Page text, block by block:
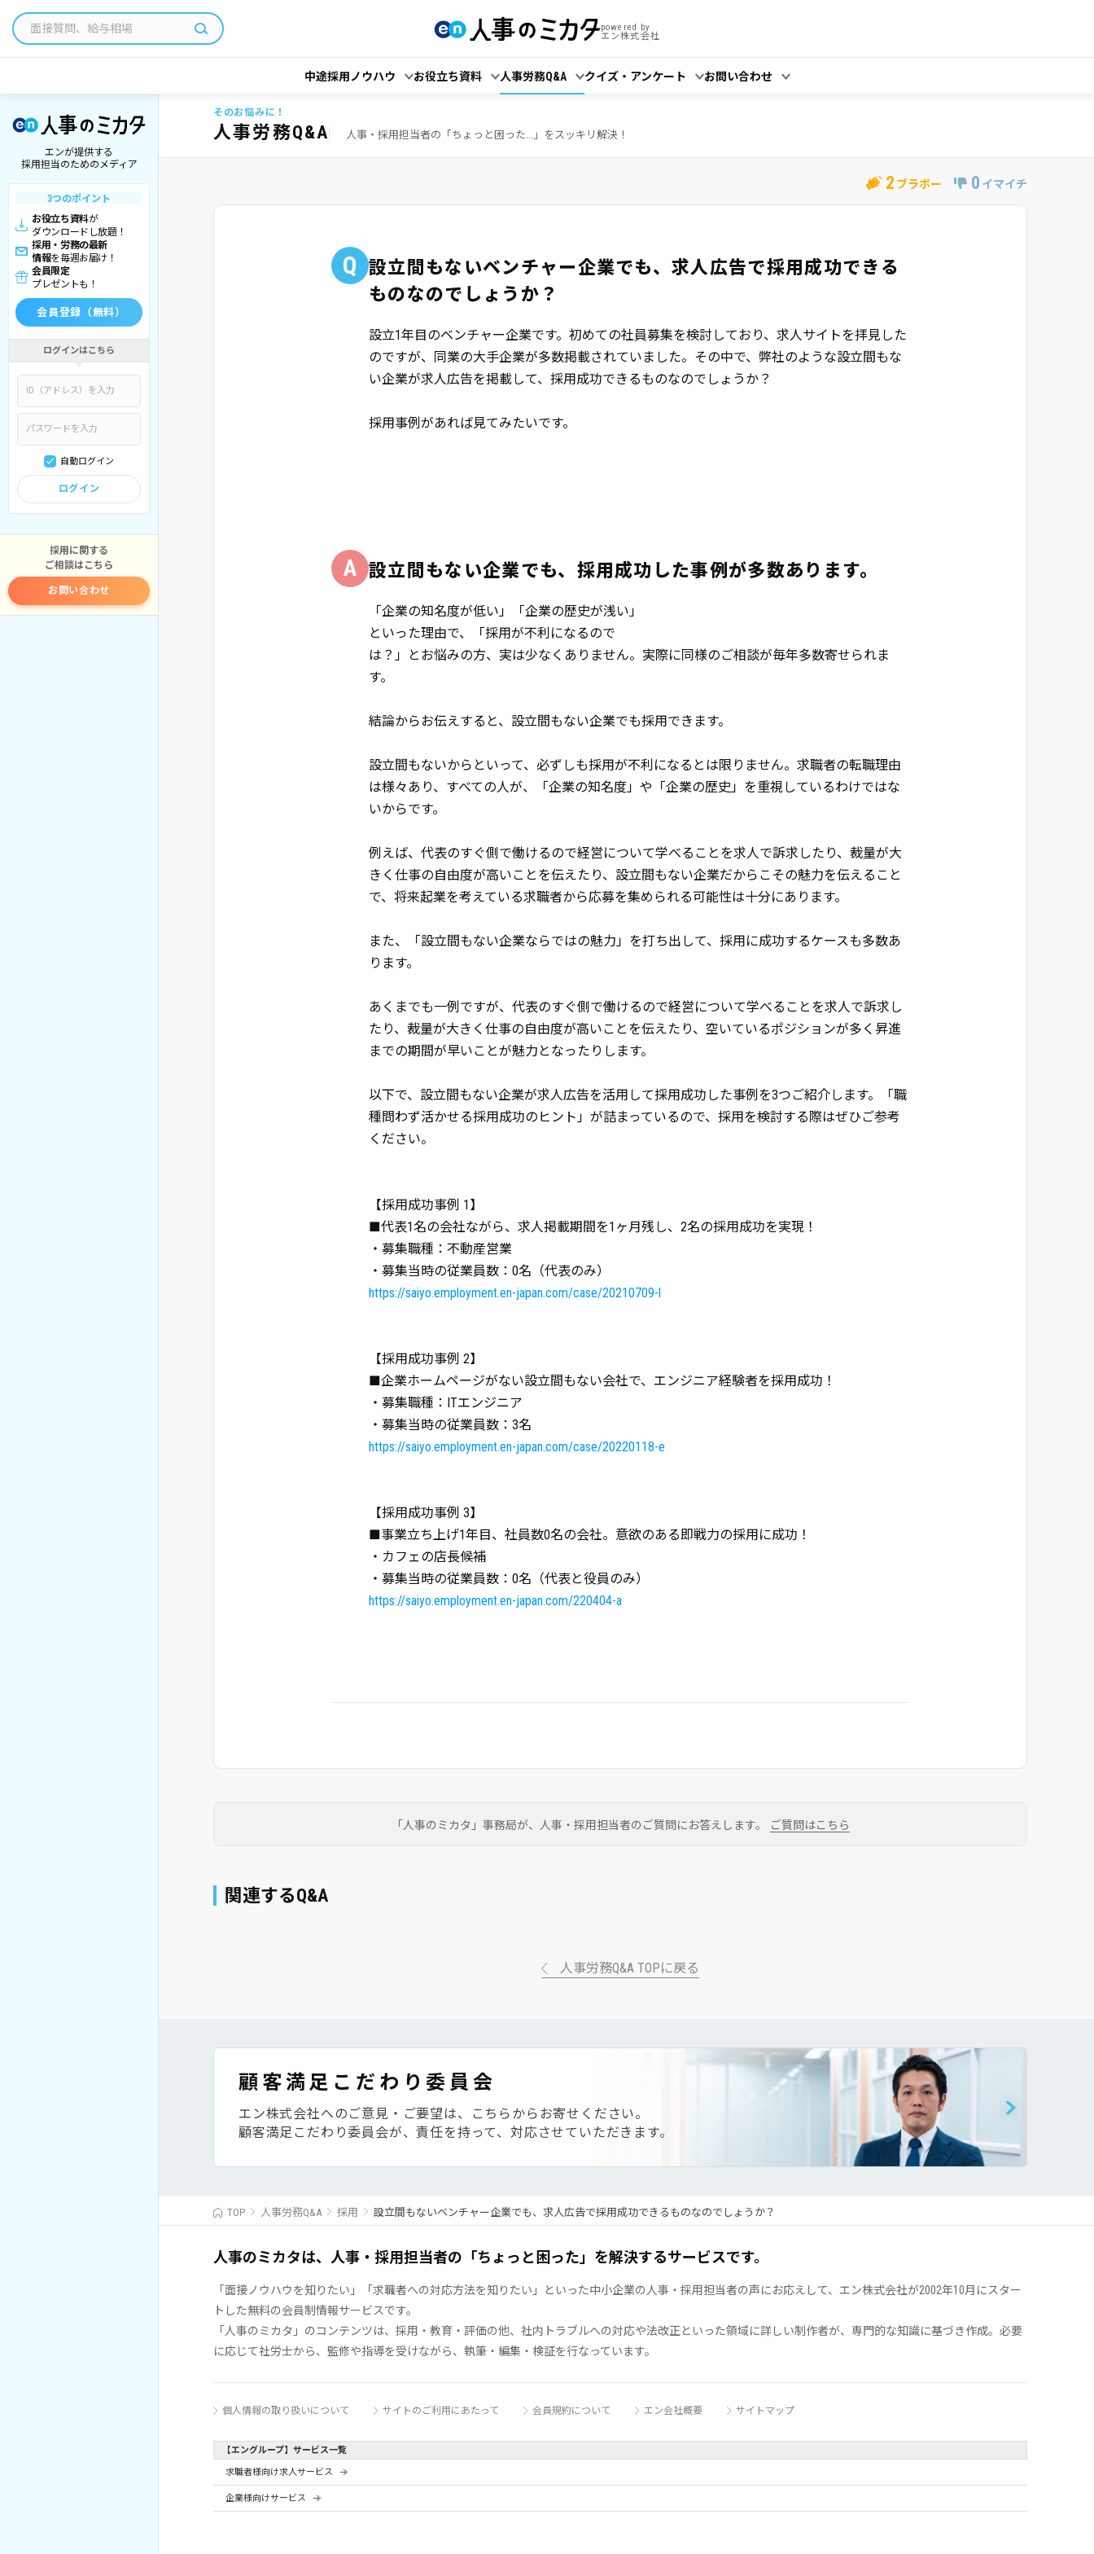
powered by
エン株式会社
中途採用ノウハウ お役立ち資料 人事労務Q&A クイズ・アンケート お問い合わせ
エンが提供する
採用担当のためのメディア
3つのポイント
お役立ち資料が
ダウンロードし放題！
採用・労務の最新
情報を毎週お届け！
会員限定
プレゼントも！
会員登録（無料）
ログインはこちら
自動ログイン
ログイン
採用に関する
ご相談はこちら
お問い合わせ
そのお悩みに！
人事労務Q&A 人事・採用担当者の「ちょっと困った...」をスッキリ解決！
2 ブラボー 0 イマイチ
Q
設立間もないベンチャー企業でも、求人広告で採用成功できる
ものなのでしょうか？
設立1年目のベンチャー企業です。初めての社員募集を検討しており、求人サイトを拝見した
のですが、同業の大手企業が多数掲載されていました。その中で、弊社のような設立間もな
い企業が求人広告を掲載して、採用成功できるものなのでしょうか？
採用事例があれば見てみたいです。
A 設立間もない企業でも、採用成功した事例が多数あります。
「企業の知名度が低い」「企業の歴史が浅い」
といった理由で、「採用が不利になるので
は？」とお悩みの方、実は少なくありません。実際に同様のご相談が毎年多数寄せられま
す。
結論からお伝えすると、設立間もない企業でも採用できます。
設立間もないからといって、必ずしも採用が不利になるとは限りません。求職者の転職理由
は様々あり、すべての人が、「企業の知名度」や「企業の歴史」を重視しているわけではな
いからです。
例えば、代表のすぐ側で働けるので経営について学べることを求人で訴求したり、裁量が大
きく仕事の自由度が高いことを伝えたり、設立間もない企業だからこその魅力を伝えること
で、将来起業を考えている求職者から応募を集められる可能性は十分にあります。
また、「設立間もない企業ならではの魅力」を打ち出して、採用に成功するケースも多数あ
ります。
あくまでも一例ですが、代表のすぐ側で働けるので経営について学べることを求人で訴求し
たり、裁量が大きく仕事の自由度が高いことを伝えたり、空いているポジションが多く昇進
までの期間が早いことが魅力となったりします。
以下で、設立間もない企業が求人広告を活用して採用成功した事例を3つご紹介します。「職
種問わず活かせる採用成功のヒント」が詰まっているので、採用を検討する際はぜひご参考
ください。
【採用成功事例 1】
■代表1名の会社ながら、求人掲載期間を1ヶ月残し、2名の採用成功を実現！
・募集職種：不動産営業
・募集当時の従業員数：0名（代表のみ）
https://saiyo.employment.en-japan.com/case/20210709-l
【採用成功事例 2】
■企業ホームページがない設立間もない会社で、エンジニア経験者を採用成功！
・募集職種：ITエンジニア
・募集当時の従業員数：3名
https://saiyo.employment.en-japan.com/case/20220118-e
【採用成功事例 3】
■事業立ち上げ1年目、社員数0名の会社。意欲のある即戦力の採用に成功！
・カフェの店長候補
・募集当時の従業員数：0名（代表と役員のみ）
https://saiyo.employment.en-japan.com/220404-a
「人事のミカタ」事務局が、 人事・採用担当者のご質問にお答えします。 ご質問はこちら
関連するQ&A
人事労務Q&A TOPに戻る
顧客満足こだわり委員会
エン株式会社へのご意見・ご要望は、こちらからお寄せください。
顧客満足こだわり委員会が、責任を持って、対応させていただきます。
TOP 人事労務Q&A 採用 設立間もないベンチャー企業でも、求人広告で採用成功できるものなのでしょうか？
人事のミカタは、人事・採用担当者の「ちょっと困った」を解決するサービスです。
「面接ノウハウを知りたい」「求職者への対応方法を知りたい」といった中小企業の人事・採用担当者の声にお応えして、エン株式会社が2002年10月にスター
トした無料の会員制情報サービスです。
「人事のミカタ」のコンテンツは、採用・教育・評価の他、社内トラブルへの対応や法改正といった領域に詳しい制作者が、専門的な知識に基づき作成。必要
に応じて社労士から、監修や指導を受けながら、執筆・編集・検証を行なっています。
個人情報の取り扱いについて サイトのご利用にあたって 会員規約について エン会社概要 サイトマップ
【エングループ】サービス一覧
求職者様向け求人サービス
企業様向けサービス